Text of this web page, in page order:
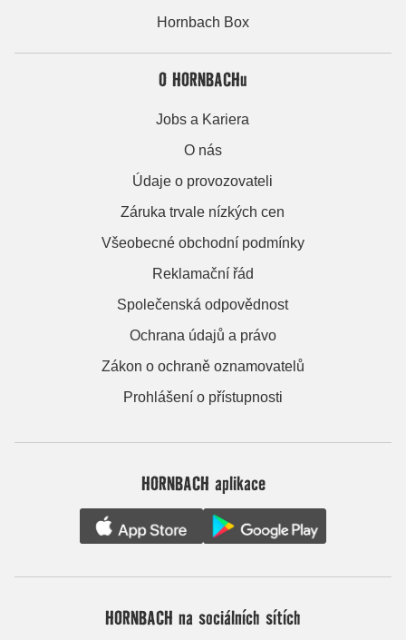
Hornbach Box
O HORNBACHu
Jobs a Kariera
O nás
Údaje o provozovateli
Záruka trvale nízkých cen
Všeobecné obchodní podmínky
Reklamační řád
Společenská odpovědnost
Ochrana údajů a právo
Zákon o ochraně oznamovatelů
Prohlášení o přístupnosti
HORNBACH aplikace
HORNBACH na sociálních sítích